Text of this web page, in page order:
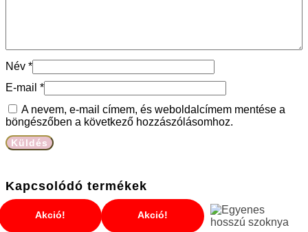
Név *
E-mail *
A nevem, e-mail címem, és weboldalcímem mentése a
böngészőben a következő hozzászólásomhoz.
Kapcsolódó termékek
Akció! Akció!